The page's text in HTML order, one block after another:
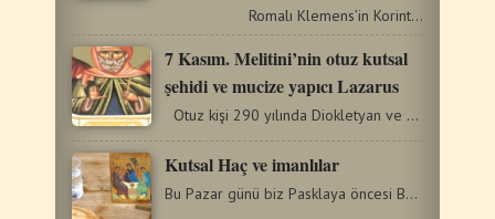
Romalı Klemens’in Korintililere…
7 Kasım. Melitini’nin otuz kutsal
şehidi ve mucize yapıcı Lazarus
Otuz kişi 290 yılında Diokletyan ve Maksimiyanos yönetiminde…
Kutsal Haç ve imanlılar
Bu Pazar günü biz Pasklaya öncesi Büyük Oruç’un ortasındayken,…